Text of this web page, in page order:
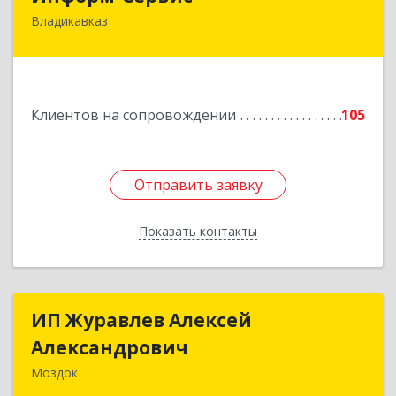
Владикавказ
Клиентов на сопровождении 105
Отправить заявку
Показать контакты
362020, Северная Осетия - Алания Респ,
Отправить заявку
Назад
ИП Журавлев Алексей
Александрович
Моздок
ИП Журавлев Алексей